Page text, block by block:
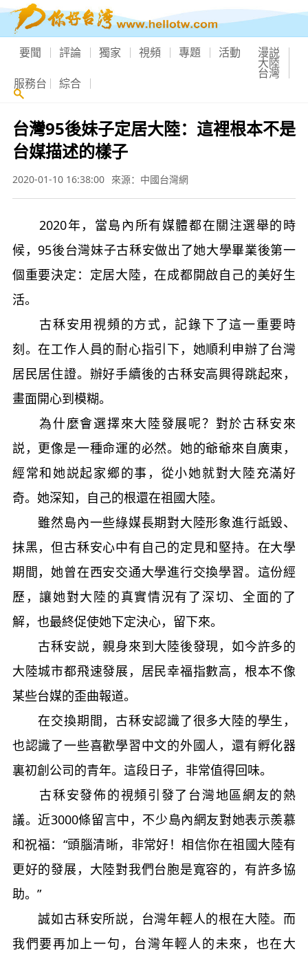
要聞 評論 獨家 視頻 專題 活動 漫説
大陸
台灣
服務台 綜合
台灣95後妹子定居大陸：這裡根本不是
台媒描述的樣子
2020-01-10 16:38:00 來源：中國台灣網
2020年，當島內所有媒體都在關注選舉的時
候，95後台灣妹子古秝安做出了她大學畢業後第一
個重要決定：定居大陸，在成都開啟自己的美好生
活。
古秝安用視頻的方式，記錄下了這一重要時
刻。在工作人員的耐心指引下，她順利申辦了台灣
居民居住證。辦好手續後的古秝安高興得跳起來，
畫面開心到模糊。
為什麼會選擇來大陸發展呢？對於古秝安來
説，更像是一種命運的必然。她的爺爺來自廣東，
經常和她説起家鄉的事，從小她就對大陸充滿好
奇。她深知，自己的根還在祖國大陸。
雖然島內一些綠媒長期對大陸形象進行詆毀、
抹黑，但古秝安心中有自己的定見和堅持。在大學
期間，她曾在西安交通大學進行交換學習。這份經
歷，讓她對大陸的真實情況有了深切、全面的了
解，也最終促使她下定決心，留下來。
古秝安説，親身來到大陸後發現，如今許多的
大陸城市都飛速發展，居民幸福指數高，根本不像
某些台媒的歪曲報道。
在交換期間，古秝安認識了很多大陸的學生，
也認識了一些喜歡學習中文的外國人，還有孵化器
裏初創公司的青年。這段日子，非常值得回味。
古秝安發佈的視頻引發了台灣地區網友的熱
議。近3000條留言中，不少島內網友對她表示羨慕
和祝福：“頭腦清晰，非常好！相信你在祖國大陸有
更好的發展，大陸對我們台胞是寬容的，有許多協
助。”
誠如古秝安所説，台灣年輕人的根在大陸。而
我們要再加上一句，台灣年輕人的未來，也在大